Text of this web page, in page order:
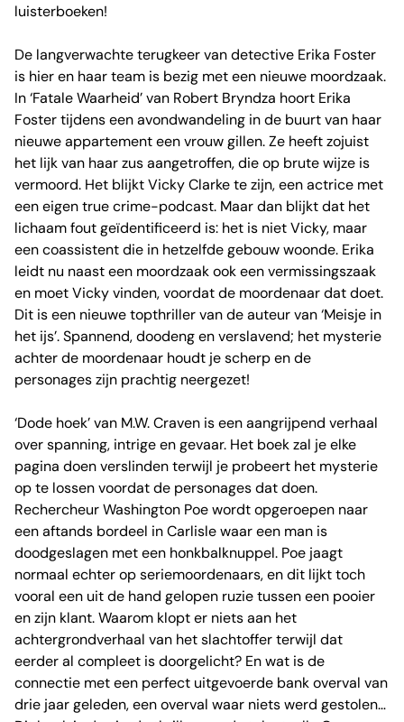
luisterboeken!
De langverwachte terugkeer van detective Erika Foster
is hier en haar team is bezig met een nieuwe moordzaak.
In ‘Fatale Waarheid’ van Robert Bryndza hoort Erika
Foster tijdens een avondwandeling in de buurt van haar
nieuwe appartement een vrouw gillen. Ze heeft zojuist
het lijk van haar zus aangetroffen, die op brute wijze is
vermoord. Het blijkt Vicky Clarke te zijn, een actrice met
een eigen true crime-podcast. Maar dan blijkt dat het
lichaam fout geïdentificeerd is: het is niet Vicky, maar
een coassistent die in hetzelfde gebouw woonde. Erika
leidt nu naast een moordzaak ook een vermissingszaak
en moet Vicky vinden, voordat de moordenaar dat doet.
Dit is een nieuwe topthriller van de auteur van ‘Meisje in
het ijs’. Spannend, doodeng en verslavend; het mysterie
achter de moordenaar houdt je scherp en de
personages zijn prachtig neergezet!
‘Dode hoek’ van M.W. Craven is een aangrijpend verhaal
over spanning, intrige en gevaar. Het boek zal je elke
pagina doen verslinden terwijl je probeert het mysterie
op te lossen voordat de personages dat doen.
Rechercheur Washington Poe wordt opgeroepen naar
een aftands bordeel in Carlisle waar een man is
doodgeslagen met een honkbalknuppel. Poe jaagt
normaal echter op seriemoordenaars, en dit lijkt toch
vooral een uit de hand gelopen ruzie tussen een pooier
en zijn klant. Waarom klopt er niets aan het
achtergrondverhaal van het slachtoffer terwijl dat
eerder al compleet is doorgelicht? En wat is de
connectie met een perfect uitgevoerde bank overval van
drie jaar geleden, een overval waar niets werd gestolen…